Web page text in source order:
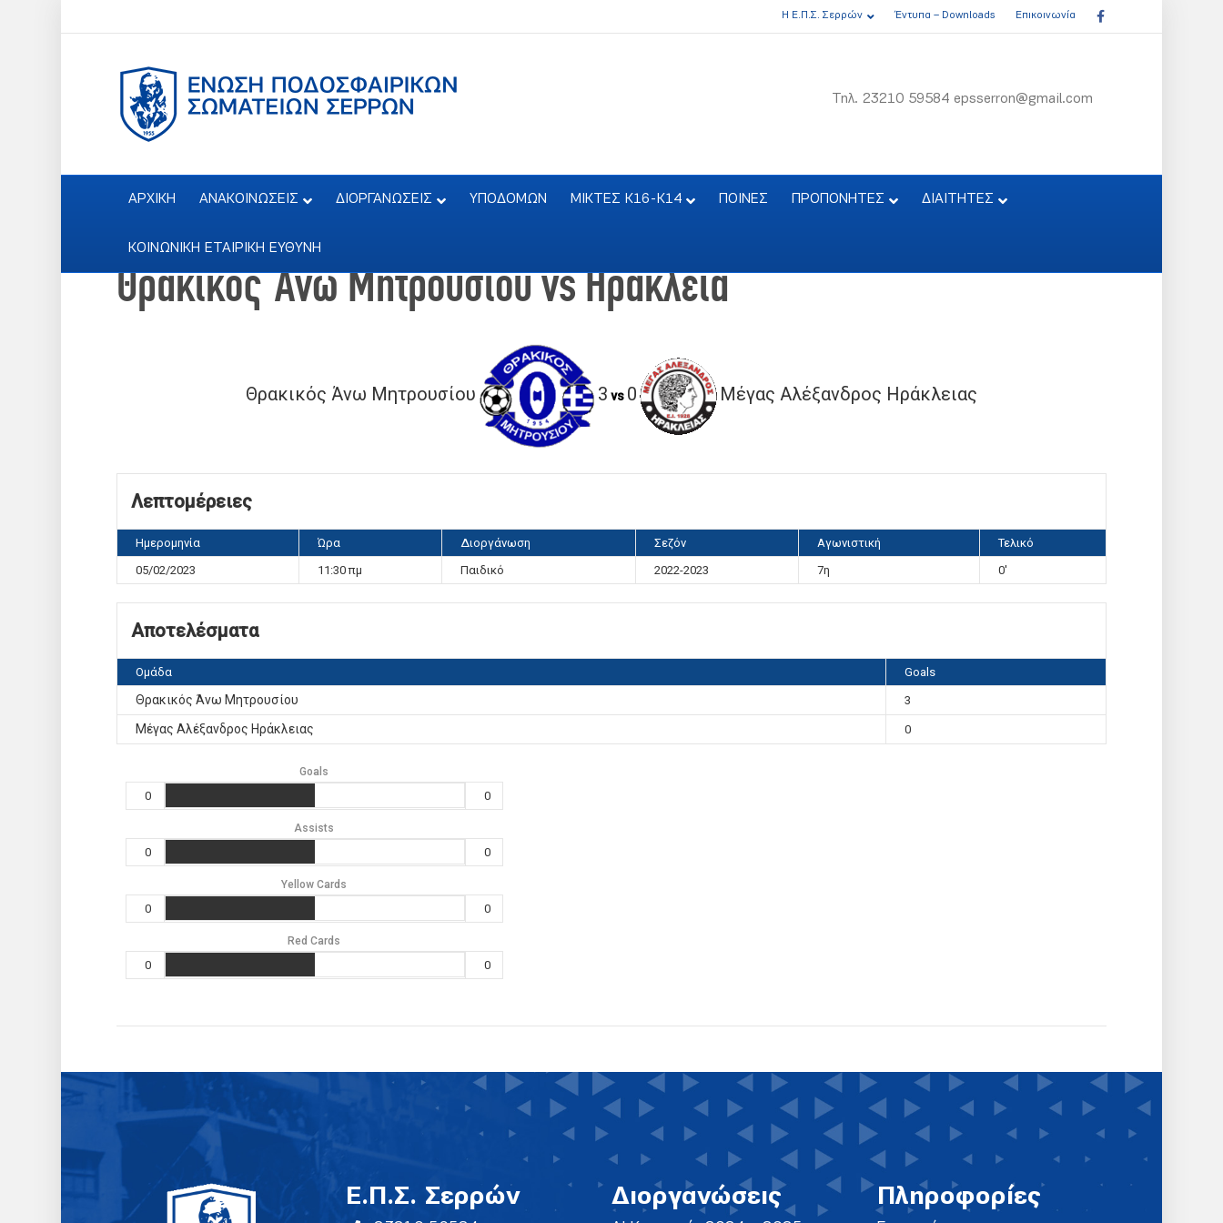
Η Ε.Π.Σ. Σερρών Έντυπα – Downloads Επικοινωνία Facebook
Τηλ. 23210 59584 epsserron@gmail.com
ΑΡΧΙΚΗ ΑΝΑΚΟΙΝΩΣΕΙΣ ΔΙΟΡΓΑΝΩΣΕΙΣ ΥΠΟΔΟΜΩΝ ΜΙΚΤΕΣ Κ16-Κ14 ΠΟΙΝΕΣ ΠΡΟΠΟΝΗΤΕΣ ΔΙΑΙΤΗΤΕΣ
ΚΟΙΝΩΝΙΚΗ ΕΤΑΙΡΙΚΗ ΕΥΘΥΝΗ
Θρακικός Άνω Μητρουσίου vs Ηράκλεια
Θρακικός Άνω Μητρουσίου 3 vs 0 Μέγας Αλέξανδρος Ηράκλειας
Λεπτομέρειες
Ημερομηνία Ώρα Διοργάνωση Σεζόν Αγωνιστική
Τελικό
05/02/2023
11:30 πμ Παιδικό 2022-2023 7η 0'
Αποτελέσματα
Ομάδα Goals
Θρακικός Άνω Μητρουσίου 3
Μέγας Αλέξανδρος Ηράκλειας 0
Goals
0 0
Assists
0 0
Yellow Cards
0 0
Red Cards
0 0
E.Π.Σ. Σερρών Διοργανώσεις Πληροφορίες